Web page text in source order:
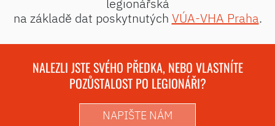
legionářská
na základě dat poskytnutých VÚA-VHA Praha.
NALEZLI JSTE SVÉHO PŘEDKA, NEBO VLASTNÍTE
POZŮSTALOST PO LEGIONÁŘI?
NAPIŠTE NÁM